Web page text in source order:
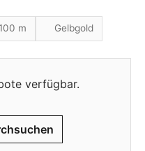
100 m Gelbgold
verfügbar.